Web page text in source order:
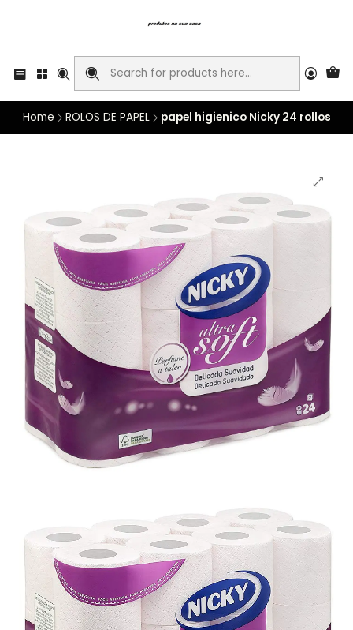
Home ROLOS DE PAPEL papel higienico Nicky 24 rollos